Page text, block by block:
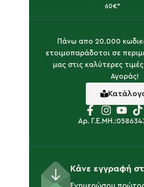
60€*
Πάνω απο 20.000
ετοιμοπαράδοτοι σε
μας στις καλύτερες
Αγοράς!
Αρ.
Κάνε εγγραφή